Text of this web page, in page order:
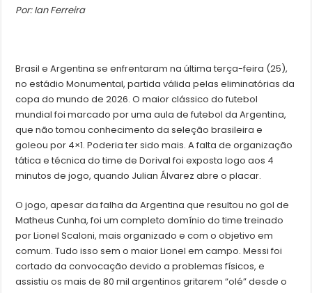
Por: Ian Ferreira
Brasil e Argentina se enfrentaram na última terça-feira (25),
no estádio Monumental, partida válida pelas eliminatórias da
copa do mundo de 2026. O maior clássico do futebol
mundial foi marcado por uma aula de futebol da Argentina,
que não tomou conhecimento da seleção brasileira e
goleou por 4×1. Poderia ter sido mais. A falta de organização
tática e técnica do time de Dorival foi exposta logo aos 4
minutos de jogo, quando Julian Álvarez abre o placar.
O jogo, apesar da falha da Argentina que resultou no gol de
Matheus Cunha, foi um completo domínio do time treinado
por Lionel Scaloni, mais organizado e com o objetivo em
comum. Tudo isso sem o maior Lionel em campo. Messi foi
cortado da convocação devido a problemas físicos, e
assistiu os mais de 80 mil argentinos gritarem “olé” desde o